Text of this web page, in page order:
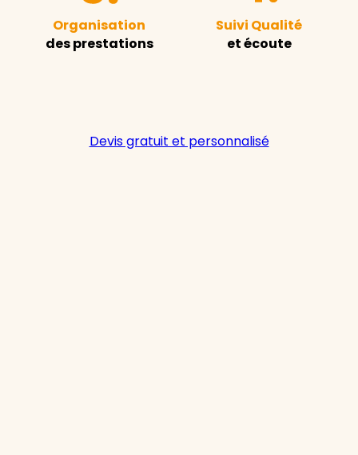
Organisation
des prestations
Suivi Qualité
et écoute
Devis gratuit et personnalisé